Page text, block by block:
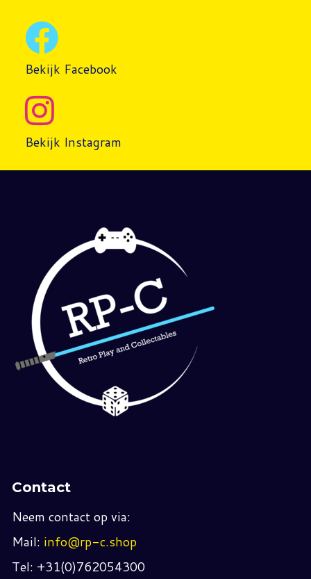
Bekijk Facebook
Bekijk Instagram
Contact
Neem contact op via:
Mail: info@rp-c.shop
Tel: +31(0)762054300